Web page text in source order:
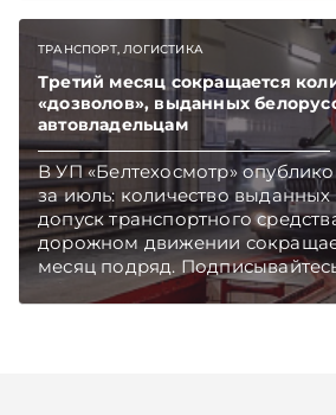
чем в новостях TelegramViber
ТРАНСПОРТ, ЛОГИСТИКА
Третий месяц сокращается
«дозволов», выданных
автовладельцам
В УП «Белтехосмотр»
за июль: количество
допуск транспортного
дорожном движении
месяц подряд.
Telegram‑канал и Viber.